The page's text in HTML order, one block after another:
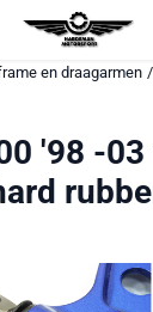
gesloten.
en draagarmen /
'98 -